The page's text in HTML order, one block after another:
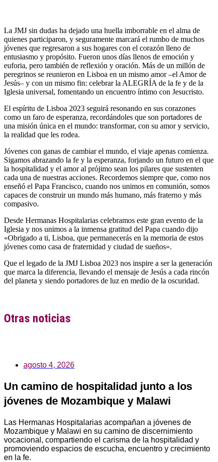
La JMJ sin dudas ha dejado una huella imborrable en el alma de
quienes participaron, y seguramente marcará el rumbo de muchos
jóvenes que regresaron a sus hogares con el corazón lleno de
entusiasmo y propósito. Fueron unos días llenos de emoción y
euforia, pero también de reflexión y oración. Más de un millón de
peregrinos se reunieron en Lisboa en un mismo amor –el Amor de
Jesús– y con un mismo fin: celebrar la ALEGRÍA de la fe y de la
Iglesia universal, fomentando un encuentro íntimo con Jesucristo.
El espíritu de Lisboa 2023 seguirá resonando en sus corazones
como un faro de esperanza, recordándoles que son portadores de
una misión única en el mundo: transformar, con su amor y servicio,
la realidad que les rodea.
Jóvenes con ganas de cambiar el mundo, el viaje apenas comienza.
Sigamos abrazando la fe y la esperanza, forjando un futuro en el que
la hospitalidad y el amor al prójimo sean los pilares que sustenten
cada una de nuestras acciones. Recordemos siempre que, como nos
enseñó el Papa Francisco, cuando nos unimos en comunión, somos
capaces de construir un mundo más humano, más fraterno y más
compasivo.
Desde Hermanas Hospitalarias celebramos este gran evento de la
Iglesia y nos unimos a la inmensa gratitud del Papa cuando dijo
«Obrigado a ti, Lisboa, que permanecerás en la memoria de estos
jóvenes como casa de fraternidad y ciudad de sueños».
Que el legado de la JMJ Lisboa 2023 nos inspire a ser la generación
que marca la diferencia, llevando el mensaje de Jesús a cada rincón
del planeta y siendo portadores de luz en medio de la oscuridad.
Otras noticias
agosto 4, 2026
Un camino de hospitalidad junto a los
jóvenes de Mozambique y Malawi
Las Hermanas Hospitalarias acompañan a jóvenes de
Mozambique y Malawi en su camino de discernimiento
vocacional, compartiendo el carisma de la hospitalidad y
promoviendo espacios de escucha, encuentro y crecimiento
en la fe.